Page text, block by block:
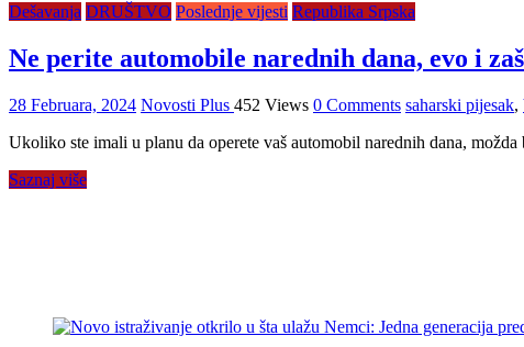
Dešavanja DRUŠTVO Poslednje vijesti Republika Srpska
Ne perite automobile narednih dana, evo i
28 Februara, 2024 Novosti Plus 452 Views 0 Comments saharski pijesak,
Ukoliko ste imali u planu da operete vaš automobil narednih dana,
Saznaj više